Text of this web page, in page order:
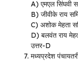
A) एमएल सिंघवी
B) जीवीके राय
C) अशोक मेहता
D) बलवंत राय
उत्तर-D
मध्यप्रदेश